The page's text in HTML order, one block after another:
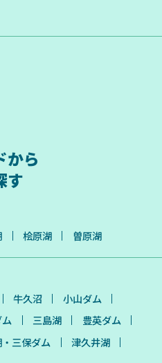
から
す
桧原湖 曽原湖
牛久沼
小山ダム
三島湖
豊英ダム
三保ダム
津久井湖